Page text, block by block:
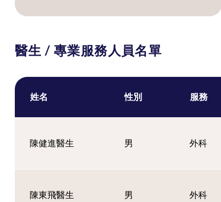
醫生 / 專業服務人員名單
姓名 性別 服務
陳健進醫生 男 外科
陳東飛醫生 男 外科